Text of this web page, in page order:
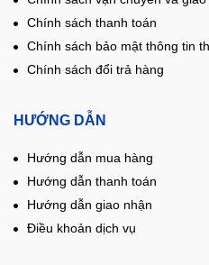
Chính sách thanh toán
Chính sách bảo mật thông tin
Chính sách đổi trả hàng
HƯỚNG DẪN
Hướng dẫn mua hàng
Hướng dẫn thanh toán
Hướng dẫn giao nhận
Điều khoản dịch vụ